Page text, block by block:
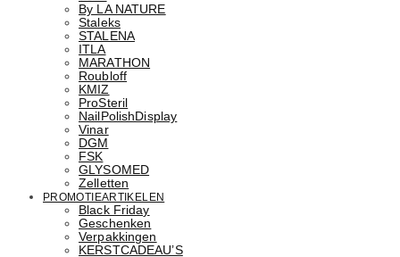
By LA NATURE
Staleks
STALENA
ITLA
MARATHON
Roubloff
KMIZ
ProSteril
NailPolishDisplay
Vinar
DGM
FSK
GLYSOMED
Zelletten
PROMOTIEARTIKELEN
Black Friday
Geschenken
Verpakkingen
KERSTCADEAU’S